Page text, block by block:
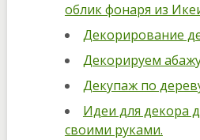
облик фонаря из
Декорирование
Декорируем
Декупаж по
Идеи для декора
своими руками.